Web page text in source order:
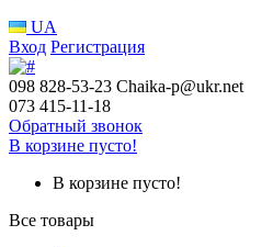
UA
Вход Регистрация
098 828-53-23 Chaika-p@ukr.net
073 415-11-18
Обратный звонок
В корзине пусто!
В корзине пусто!
Все товары